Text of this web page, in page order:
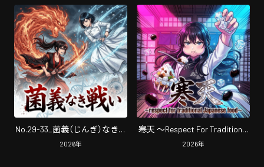
No.29-33_菌義（じんぎ）なき戦
い
2026年
寒天 〜Respect For Traditional
Japanese Food〜
2026年